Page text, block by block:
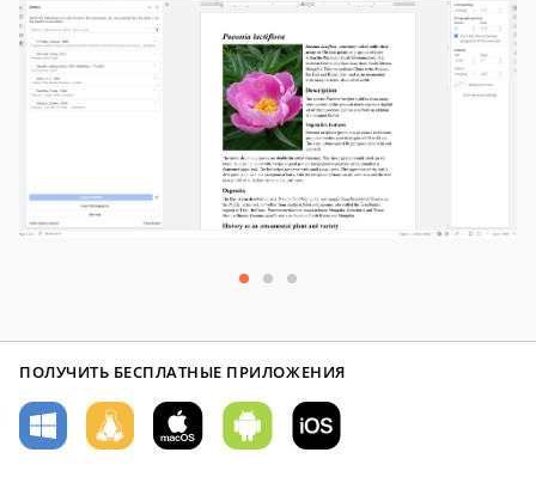
ПОЛУЧИТЬ БЕСПЛАТНЫЕ ПРИЛОЖЕНИЯ